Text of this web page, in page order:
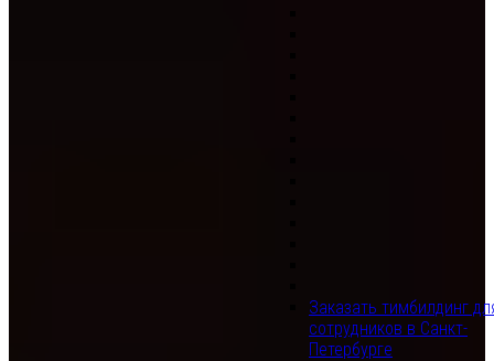
Заказать тимбилдинг
сотрудников в Санкт-
Петербурге